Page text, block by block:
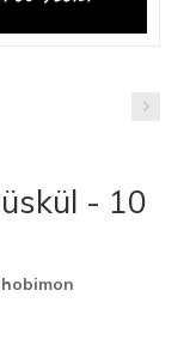
- 10
hobimon